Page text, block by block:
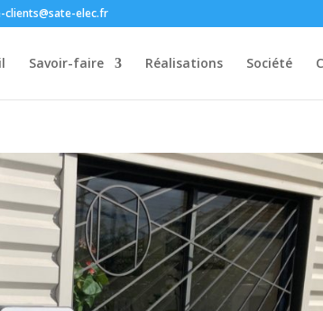
clients@sate-elec.fr
Savoir-faire Réalisations Société